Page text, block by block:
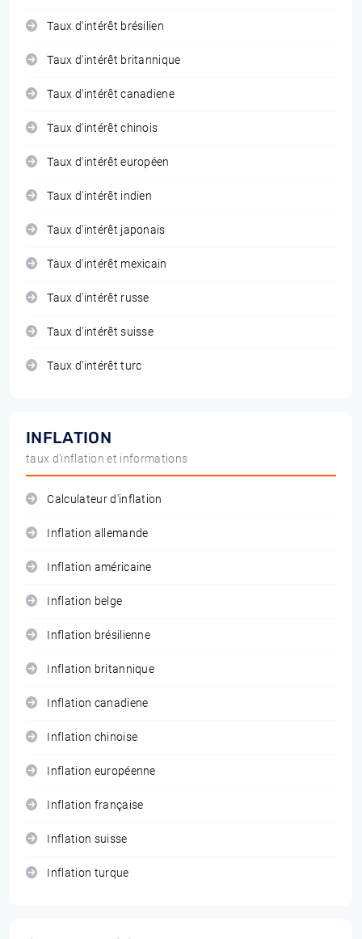
Taux d'intérêt brésilien
Taux d'intérêt britannique
Taux d'intérêt canadiene
Taux d'intérêt chinois
Taux d'intérêt européen
Taux d'intérêt indien
Taux d'intérêt japonais
Taux d'intérêt mexicain
Taux d'intérêt russe
Taux d'intérêt suisse
Taux d'intérêt turc
INFLATION
taux d'inflation et informations
Calculateur d'inflation
Inflation allemande
Inflation américaine
Inflation belge
Inflation brésilienne
Inflation britannique
Inflation canadiene
Inflation chinoise
Inflation européenne
Inflation française
Inflation suisse
Inflation turque